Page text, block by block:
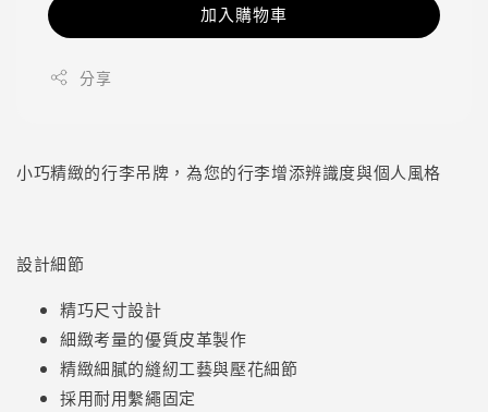
加入購物車
分享
小巧精緻的行李吊牌，為您的行李增添辨識度與個人風格
設計細節
精巧尺寸設計
細緻考量的優質皮革製作
精緻細膩的縫紉工藝與壓花細節
採用耐用繫繩固定